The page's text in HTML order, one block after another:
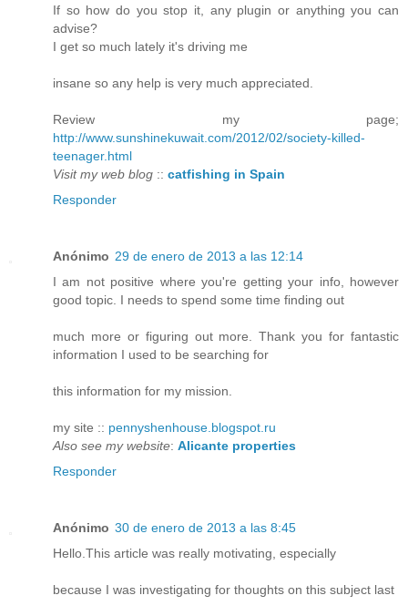
If so how do you stop it, any plugin or anything you can
advise?
I get so much lately it's driving me
insane so any help is very much appreciated.
Review my page;
http://www.sunshinekuwait.com/2012/02/society-killed-
teenager.html
Visit my web blog :: catfishing in Spain
Responder
Anónimo 29 de enero de 2013 a las 12:14
I am not positive where you're getting your info, however
good topic. I needs to spend some time finding out
much more or figuring out more. Thank you for fantastic
information I used to be searching for
this information for my mission.
my site :: pennyshenhouse.blogspot.ru
Also see my website: Alicante properties
Responder
Anónimo 30 de enero de 2013 a las 8:45
Hello.This article was really motivating, especially
because I was investigating for thoughts on this subject last